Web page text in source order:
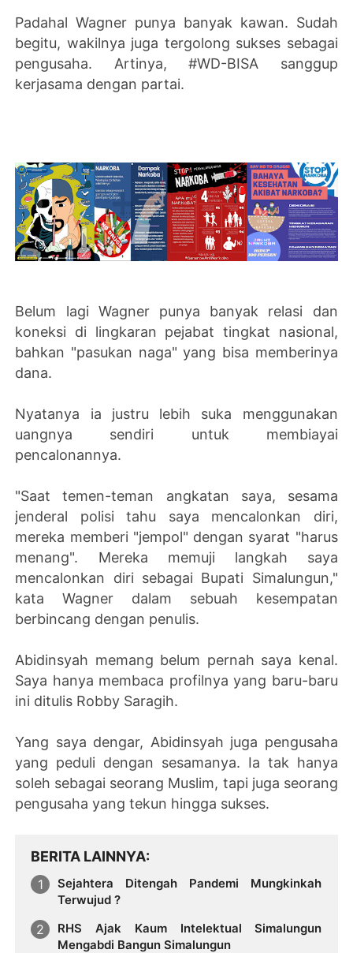
Padahal Wagner punya banyak kawan. Sudah
begitu, wakilnya juga tergolong sukses sebagai
pengusaha. Artinya, #WD-BISA sanggup
kerjasama dengan partai.
Belum lagi Wagner punya banyak relasi dan
koneksi di lingkaran pejabat tingkat nasional,
bahkan "pasukan naga" yang bisa memberinya
dana.
Nyatanya ia justru lebih suka menggunakan
uangnya sendiri untuk membiayai
pencalonannya.
"Saat temen-teman angkatan saya, sesama
jenderal polisi tahu saya mencalonkan diri,
mereka memberi "jempol" dengan syarat "harus
menang". Mereka memuji langkah saya
mencalonkan diri sebagai Bupati Simalungun,"
kata Wagner dalam sebuah kesempatan
berbincang dengan penulis.
Abidinsyah memang belum pernah saya kenal.
Saya hanya membaca profilnya yang baru-baru
ini ditulis Robby Saragih.
Yang saya dengar, Abidinsyah juga pengusaha
yang peduli dengan sesamanya. Ia tak hanya
soleh sebagai seorang Muslim, tapi juga seorang
pengusaha yang tekun hingga sukses.
BERITA LAINNYA
Sejahtera Ditengah Pandemi Mungkinkah
Terwujud ?
RHS Ajak Kaum Intelektual Simalungun
Mengabdi Bangun Simalungun